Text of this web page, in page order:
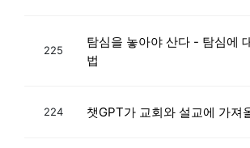
225
탐심을 놓아야 산다 - 탐심에
법
224 챗GPT가 교회와 설교에 가져